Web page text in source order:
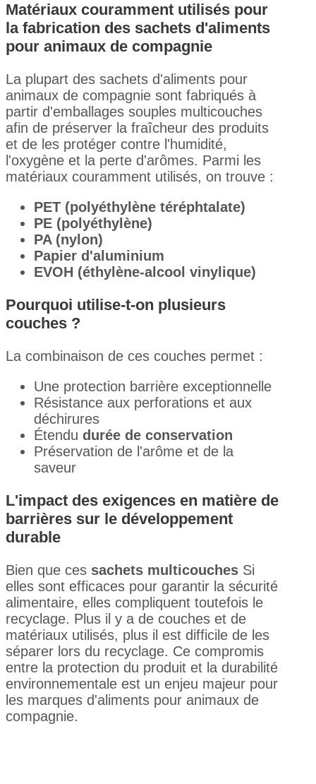
Matériaux couramment utilisés pour
la fabrication des sachets d'aliments
pour animaux de compagnie
La plupart des sachets d'aliments pour
animaux de compagnie sont fabriqués à
partir d'emballages souples multicouches
afin de préserver la fraîcheur des produits
et de les protéger contre l'humidité,
l'oxygène et la perte d'arômes. Parmi les
matériaux couramment utilisés, on trouve :
PET (polyéthylène téréphtalate)
PE (polyéthylène)
PA (nylon)
Papier d'aluminium
EVOH (éthylène-alcool vinylique)
Pourquoi utilise-t-on plusieurs
couches ?
La combinaison de ces couches permet :
Une protection barrière exceptionnelle
Résistance aux perforations et aux
déchirures
Étendu durée de conservation
Préservation de l'arôme et de la
saveur
L'impact des exigences en matière de
barrières sur le développement
durable
Bien que ces sachets multicouches Si
elles sont efficaces pour garantir la sécurité
alimentaire, elles compliquent toutefois le
recyclage. Plus il y a de couches et de
matériaux utilisés, plus il est difficile de les
séparer lors du recyclage. Ce compromis
entre la protection du produit et la durabilité
environnementale est un enjeu majeur pour
les marques d'aliments pour animaux de
compagnie.